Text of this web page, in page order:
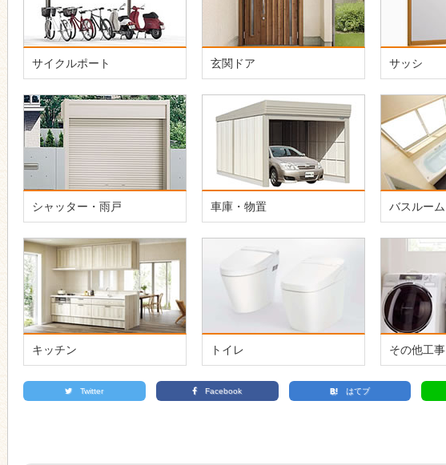
サイクルポート 玄関ドア サッシ
シャッター・雨戸 車庫・物置 バスルーム
キッチン トイレ その他工事
Twitter Facebook はてブ